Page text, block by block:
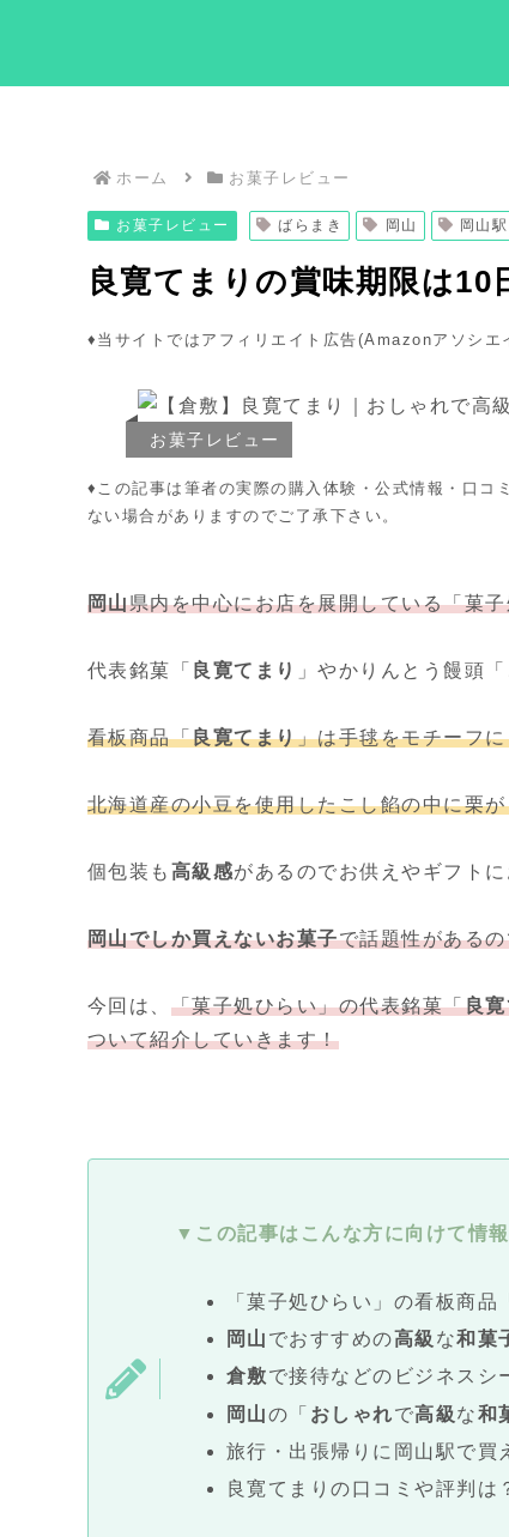
ホーム お菓子レビュー
お菓子レビュー ばらまき 岡山 岡山駅
良寛てまりの賞味期限は10
♦︎当サイトではアフィリエイト広告(Amazonアソシエ
お菓子レビュー
♦︎この記事は筆者の実際の購入体験・公式情報・口コ
ない場合がありますのでご了承下さい。
岡山県内を中心にお店を展開している「菓
代表銘菓「 良寛てまり 」やかりんとう饅頭
看板商品「良寛てまり」は手毬をモチーフ
北海道産の小豆を使用したこし餡の中に栗が
個包装も 高級感があるのでお供えやギフト
岡山でしか買えないお菓子で話題性がある
今回は、 「菓子処ひらい」の代表銘菓「良
ついて紹介していきます！
▼この記事はこんな方に向けて情報
「菓子処ひらい」の看板商品「
岡山 でおすすめの高級 な和菓
倉敷で接待などのビジネスシ
岡山の「 おしゃれで高級な和
旅行・出張帰りに岡山駅で買
良寛てまりの口コミや評判は